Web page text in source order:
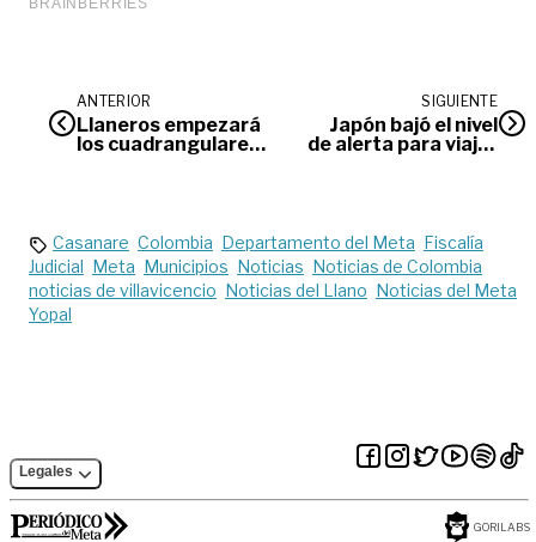
ANTERIOR
Llaneros empezará
los cuadrangulares
SIGUIENTE
Japón bajó el nivel
de alerta para viajar
Casanare Colombia Departamento del Meta Fiscalía
Judicial Meta Municipios Noticias Noticias de Colombia
noticias de villavicencio Noticias del Llano Noticias del Meta
Yopal
Legales
GORILABS